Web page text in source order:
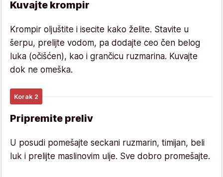
Kuvajte krompir
Krompir oljuštite i isecite kako želite. Stavite u
šerpu, prelijte vodom, pa dodajte ceo čen belog
luka (očišćen), kao i grančicu ruzmarina. Kuvajte
dok ne omeška.
Korak 2
Pripremite preliv
U posudi pomešajte seckani ruzmarin, timijan, beli
luk i prelijte maslinovim ulje. Sve dobro promešajte.